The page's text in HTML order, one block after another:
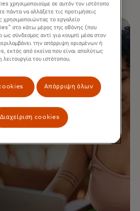
αποδοχή
σας με ασφάλεια σε
τοποθεσίες και σε
εκατομμύρια ψηφιακά σημεία
χρησιμοποιούμε σε αυτόν τον ιστότοπο
πάντα να αλλάξετε τις προτιμήσεις
χρησιμοποιώντας το εργαλείο
στο κάτω μέρος της οθόνης (που
ως σύνδεσμος αντί για κουμπί μέσα στον
την απόρριψη ορισμένων ή
εκτός από εκείνα που είναι απολύτως
λειτουργία του ιστότοπου.
Απόρριψη όλων
Διαχείριση cookies